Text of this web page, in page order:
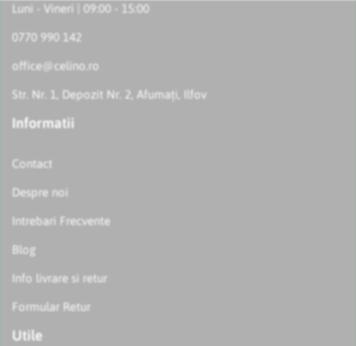
Luni - Vineri | 09:00 - 15:00
0770 990 142
office@celino.ro
Str. Nr. 1, Depozit Nr. 2, Afumați, Ilfov
Informatii
Contact
Despre noi
Intrebari Frecvente
Blog
Info livrare si retur
Formular Retur
Utile